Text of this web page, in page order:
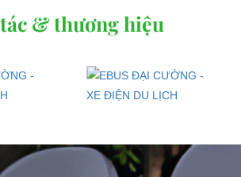
& thương hiệu